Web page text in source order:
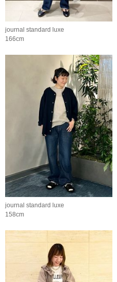
journal standard luxe
166cm
journal standard luxe
158cm